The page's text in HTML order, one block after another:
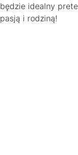
będzie idealny
pasją i rodziną!